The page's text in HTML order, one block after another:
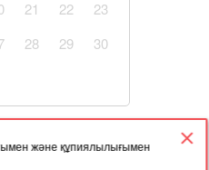
және құпиялылығымен
21 22
23
28 29
30